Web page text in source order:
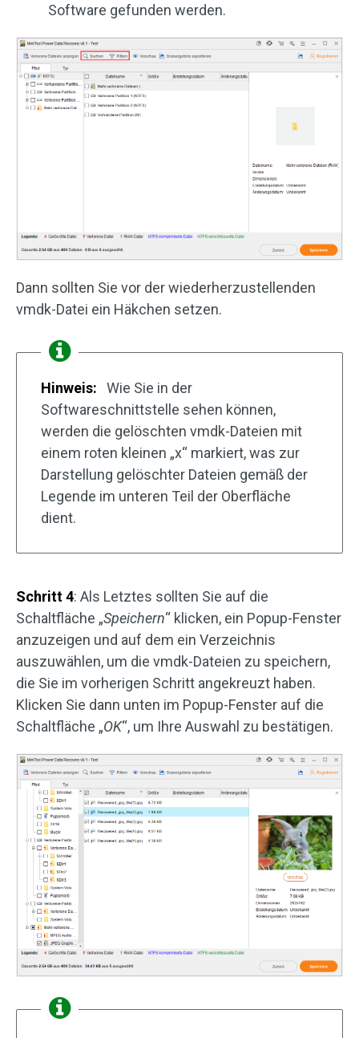
Software gefunden werden.
Dann sollten Sie vor der wiederherzustellenden
vmdk-Datei ein Häkchen setzen.
Hinweis:
Wie Sie in der
Softwareschnittstelle sehen können,
werden die gelöschten vmdk-Dateien mit
einem roten kleinen „x“ markiert, was zur
Darstellung gelöschter Dateien gemäß der
Legende im unteren Teil der Oberfläche
dient.
Schritt 4: Als Letztes sollten Sie auf die
Schaltfläche „Speichern“ klicken, ein Popup-Fenster
anzuzeigen und auf dem ein Verzeichnis
auszuwählen, um die vmdk-Dateien zu speichern,
die Sie im vorherigen Schritt angekreuzt haben.
Klicken Sie dann unten im Popup-Fenster auf die
Schaltfläche „OK“, um Ihre Auswahl zu bestätigen.